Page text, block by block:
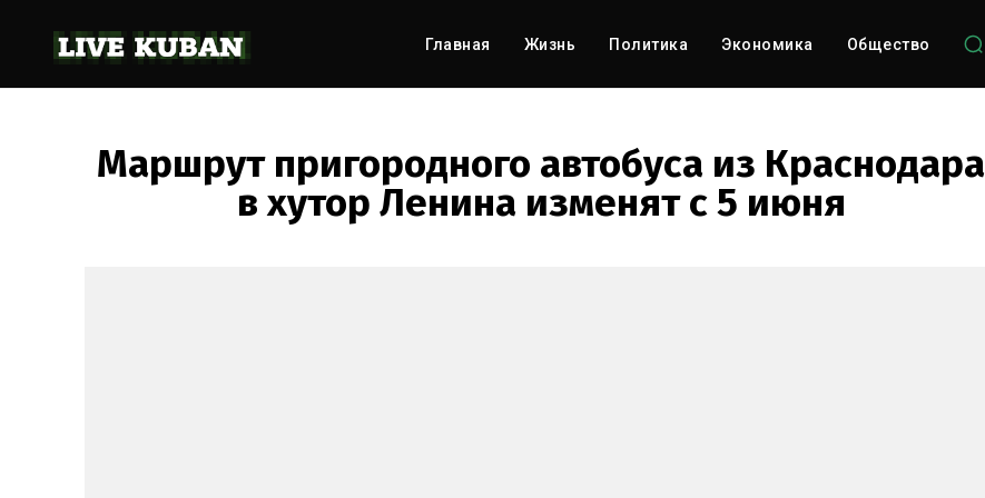
Главная Жизнь Политика Экономика Общество
Маршрут пригородного автобуса из Краснодара
в хутор Ленина изменят с 5 июня